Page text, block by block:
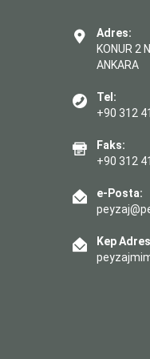
Adres:
KONUR 2
ANKARA
Tel:
+90 312
Faks:
+90 312
e-Posta:
Kep